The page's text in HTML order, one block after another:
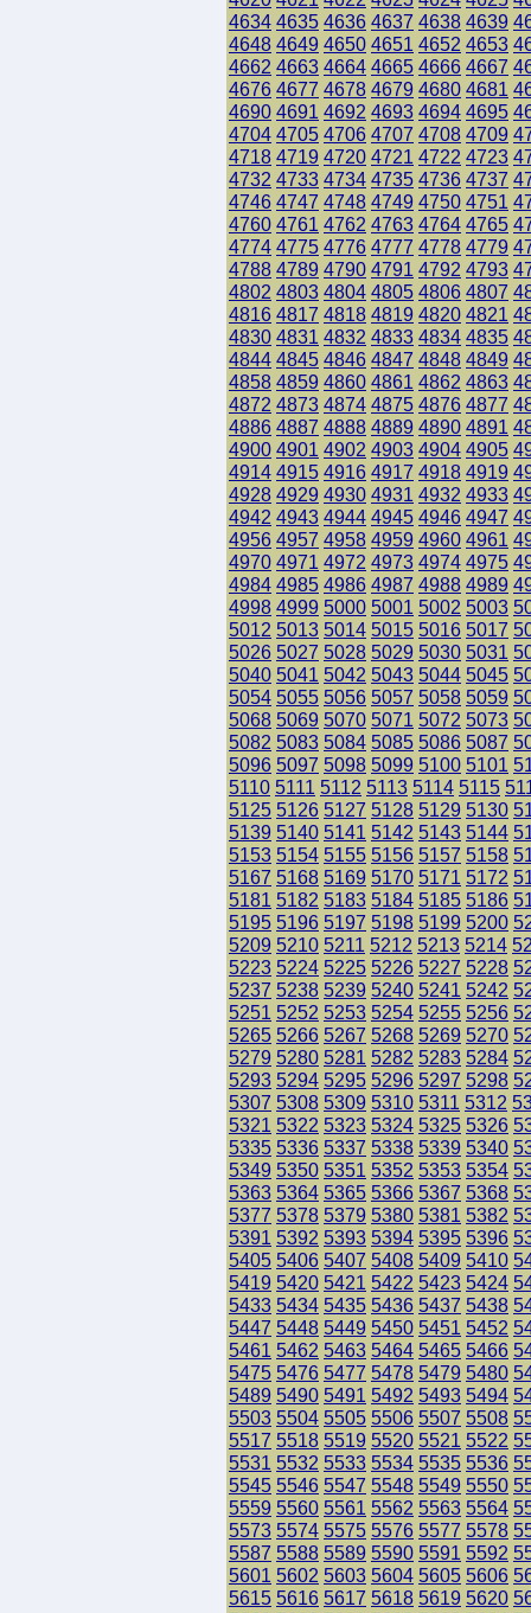
4634 4635 4636 4637 4638 4639
4648 4649 4650 4651 4652 4653
4662 4663 4664 4665 4666 4667
4676 4677 4678 4679 4680 4681
4690 4691 4692 4693 4694 4695
4704 4705 4706 4707 4708 4709
4718 4719 4720 4721 4722 4723
4732 4733 4734 4735 4736 4737
4746 4747 4748 4749 4750 4751
4760 4761 4762 4763 4764 4765
4774 4775 4776 4777 4778 4779
4788 4789 4790 4791 4792 4793
4802 4803 4804 4805 4806 4807
4816 4817 4818 4819 4820 4821
4830 4831 4832 4833 4834 4835
4844 4845 4846 4847 4848 4849
4858 4859 4860 4861 4862 4863
4872 4873 4874 4875 4876 4877
4886 4887 4888 4889 4890 4891
4900 4901 4902 4903 4904 4905
4914 4915 4916 4917 4918 4919
4928 4929 4930 4931 4932 4933
4942 4943 4944 4945 4946 4947
4956 4957 4958 4959 4960 4961
4970 4971 4972 4973 4974 4975
4984 4985 4986 4987 4988 4989
4998 4999 5000 5001 5002 5003
5012 5013 5014 5015 5016 5017
5026 5027 5028 5029 5030 5031
5040 5041 5042 5043 5044 5045
5054 5055 5056 5057 5058 5059
5068 5069 5070 5071 5072 5073
5082 5083 5084 5085 5086 5087
5096 5097 5098 5099 5100 5101
5110 5111 5112 5113 5114 5115
5125 5126 5127 5128 5129 5130
5139 5140 5141 5142 5143 5144
5153 5154 5155 5156 5157 5158
5167 5168 5169 5170 5171 5172
5181 5182 5183 5184 5185 5186
5195 5196 5197 5198 5199 5200
5209 5210 5211 5212 5213 5214
5223 5224 5225 5226 5227 5228
5237 5238 5239 5240 5241 5242
5251 5252 5253 5254 5255 5256
5265 5266 5267 5268 5269 5270
5279 5280 5281 5282 5283 5284
5293 5294 5295 5296 5297 5298
5307 5308 5309 5310 5311 5312
5321 5322 5323 5324 5325 5326
5335 5336 5337 5338 5339 5340
5349 5350 5351 5352 5353 5354
5363 5364 5365 5366 5367 5368
5377 5378 5379 5380 5381 5382
5391 5392 5393 5394 5395 5396
5405 5406 5407 5408 5409 5410
5419 5420 5421 5422 5423 5424
5433 5434 5435 5436 5437 5438
5447 5448 5449 5450 5451 5452
5461 5462 5463 5464 5465 5466
5475 5476 5477 5478 5479 5480
5489 5490 5491 5492 5493 5494
5503 5504 5505 5506 5507 5508
5517 5518 5519 5520 5521 5522
5531 5532 5533 5534 5535 5536
5545 5546 5547 5548 5549 5550
5559 5560 5561 5562 5563 5564
5573 5574 5575 5576 5577 5578
5587 5588 5589 5590 5591 5592
5601 5602 5603 5604 5605 5606
5615 5616 5617 5618 5619 5620